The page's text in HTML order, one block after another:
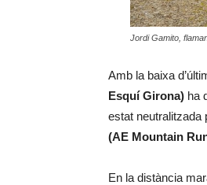
Jordi Gamito,
Amb la baixa
Esquí Girona) ha
estat neutralitzada
(AE Mountain
En la distància